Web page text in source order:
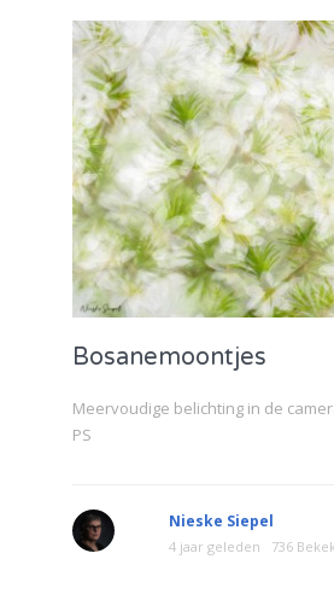
Bosanemoontjes
Meervoudige belichting in de
PS
Nieske Siepel
4 jaar geleden 736